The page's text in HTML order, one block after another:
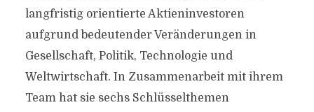
langfristig orientierte Aktieninvestoren
aufgrund bedeutender Veränderungen in
Gesellschaft, Politik, Technologie und
Weltwirtschaft. In Zusammenarbeit mit ihrem
Team hat sie sechs Schlüsselthemen